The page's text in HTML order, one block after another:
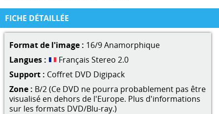
FICHE DÉTAILLÉE
Format de l'image : 16/9 Anamorphique
Langues :
Français Stereo 2.0
Support : Coffret DVD Digipack
Zone : B/2 (Ce DVD ne pourra probablement pas être
visualisé en dehors de l'Europe. Plus d'informations
sur les formats DVD/Blu-ray.)